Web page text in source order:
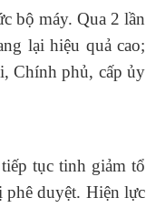
bộ máy. Qua 2 lần
lại hiệu quả cao;
Chính phủ, cấp ủy
tục tinh giảm tổ
phê duyệt. Hiện lực